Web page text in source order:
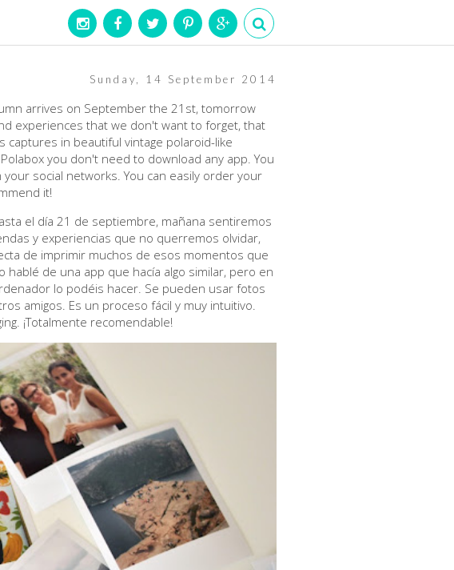
Sunday, 14 September 2014
arrives on September the 21st, tomorrow
experiences that we don't want to forget, that
in beautiful vintage polaroid-like
you don't need to download any app. You
social networks. You can easily order your
it!
el día 21 de septiembre, mañana sentiremos
y experiencias que no querremos olvidar,
de imprimir muchos de esos momentos que
de una app que hacía algo similar, pero en
lo podéis hacer. Se pueden usar fotos
amigos. Es un proceso fácil y muy intuitivo.
¡Totalmente recomendable!